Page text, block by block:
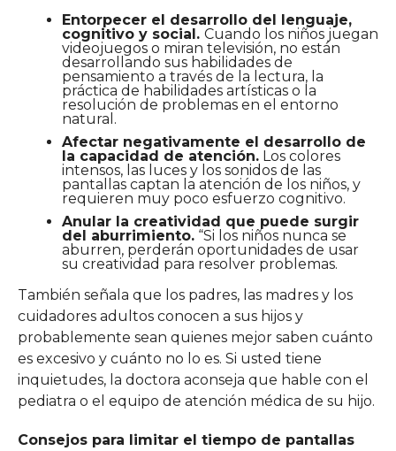
Entorpecer el desarrollo del lenguaje,
cognitivo y social. Cuando los niños juegan
videojuegos o miran televisión, no están
desarrollando sus habilidades de
pensamiento a través de la lectura, la
práctica de habilidades artísticas o la
resolución de problemas en el entorno
natural.
Afectar negativamente el desarrollo de
la capacidad de atención.Los colores
intensos, las luces y los sonidos de las
pantallas captan la atención de los niños, y
requieren muy poco esfuerzo cognitivo.
Anular la creatividad que puede surgir
del aburrimiento.“Si los niños nunca se
aburren, perderán oportunidades de usar
su creatividad para resolver problemas.
También señala que los padres, las madres y los
cuidadores adultos conocen a sus hijos y
probablemente sean quienes mejor saben cuánto
es excesivo y cuánto no lo es. Si usted tiene
inquietudes, la doctora aconseja que hable con el
pediatra o el equipo de atención médica de su hijo.
Consejos para limitar el tiempo de pantallas